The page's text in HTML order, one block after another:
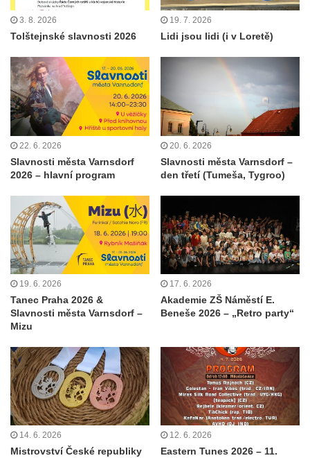
3. 8. 2026
Tolštejnské slavnosti 2026
19. 7. 2026
Lidi jsou lidi (i v Loretě)
22. 6. 2026
Slavnosti města Varnsdorf
2026 – hlavní program
20. 6. 2026
Slavnosti města Varnsdorf –
den třetí (Tumeša, Tygroo)
19. 6. 2026
Tanec Praha 2026 &
Slavnosti města Varnsdorf –
Mizu
17. 6. 2026
Akademie ZŠ Náměstí E.
Beneše 2026 – „Retro party“
14. 6. 2026
Mistrovství České republiky
12. 6. 2026
Eastern Tunes 2026 – 11.